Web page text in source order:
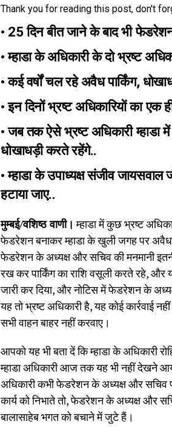
Thank you for reading this post, don't
• 25 दिन बीत जाने के बाद भी
• म्हाडा के अधिकारी के दो भ्रष्ट
• कई वर्षों चल रहे अवैध पार्किंग,
• इन दिनों भ्रष्ट अधिकारियों का
• जब तक ऐसे भ्रष्ट अधिकारी
धोखाधड़ी करते रहेंगे..
• म्हाडा के उपाध्यक्ष संजीव
हटाया जाए..
मुम्बई/वशिष्ठ वाणी। म्हाडा में कुछ भ्रष्ट
फेडरेशन बनाकर म्हाडा के खुली जगह पर अवैध
फेडरेशन के अध्यक्ष और सचिव की मनमानी
रख कर पार्किंग का राशि वसूली करते रहे, और
जारी कर दिया, और नोटिस में फेडरेशन के
यह तो भ्रष्ट अधिकारी है, यह कोई
सभी वाहन बाहर नहीं करवाए।
आपको यह भी बता दें कि म्हाडा के अधिकारी
म्हाडा अधिकारी आज तक यह भी नहीं देखने
अधिकारी कभी फेडरेशन के अध्यक्ष और सचिव
कार्य को निभाते तो, फेडरेशन के अध्यक्ष और
बालासाहेब भगत को बचाने में जुटे हैं।